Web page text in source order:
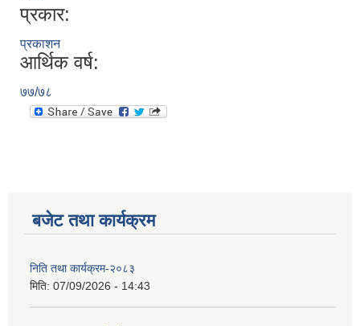
प्रकार:
प्रकाशन
आर्थिक वर्ष:
७७/७८
बजेट तथा कार्यक्रम
निति तथा कार्यक्रम-२०८३
मिति: 07/09/2026 - 14:43